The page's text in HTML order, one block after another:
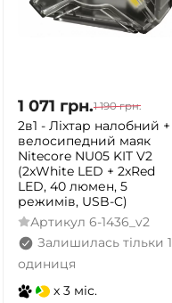
1 071 грн.1 190 грн.
2в1 - Ліхтар налобний +
велосипедний маяк
Nitecore NU05 KIT V2
(2xWhite LED + 2xRed
LED, 40 люмен, 5
режимів, USB-C)
Артикул 6-1436_v2
Залишилась тільки 1
одиниця
x 3 міс.